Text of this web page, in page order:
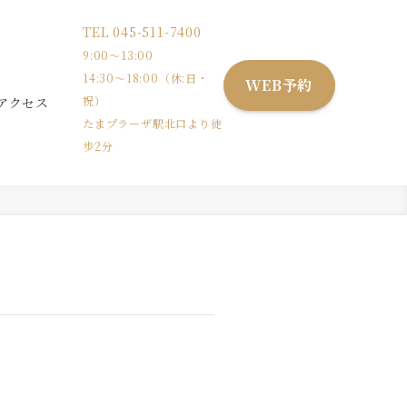
クセス
TEL 045-511-7400
9:00〜13:00
14:30〜18:00（休:日・
祝）
たまプラーザ駅北口より徒
歩2分
WEB予約